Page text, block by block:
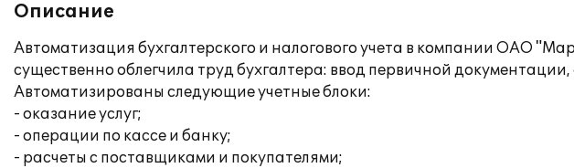
Описание
Автоматизация бухгалтерского и налогового учета в компании ОАО
существенно облегчила труд бухгалтера: ввод первичной документации,
Автоматизированы следующие учетные блоки:
- оказание услуг;
- операции по кассе и банку;
- расчеты с поставщиками и покупателями;